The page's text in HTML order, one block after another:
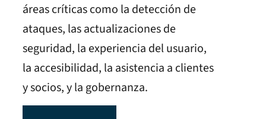
áreas críticas como la detección de
ataques, las actualizaciones de
seguridad, la experiencia del usuario,
la accesibilidad, la asistencia a clientes
y socios, y la gobernanza.